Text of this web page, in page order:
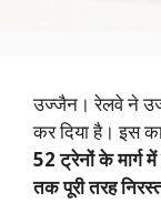
उज्जैन। रेलवे ने
कर दिया है। इस
52 ट्रेनों के मार्ग
तक पूरी तरह